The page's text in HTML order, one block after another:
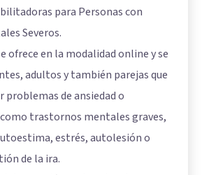
para Personas con
Severos.
ofrece en la modalidad online y se
adultos y también parejas que
problemas de ansiedad o
trastornos mentales graves,
estrés, autolesión o
de la ira.